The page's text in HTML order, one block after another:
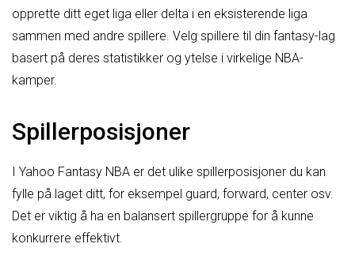
opprette ditt eget liga eller delta i en eksisterende liga
sammen med andre spillere. Velg spillere til din fantasy-lag
basert på deres statistikker og ytelse i virkelige NBA-
kamper.
Spillerposisjoner
I Yahoo Fantasy NBA er det ulike spillerposisjoner du kan
fylle på laget ditt, for eksempel guard, forward, center osv.
Det er viktig å ha en balansert spillergruppe for å kunne
konkurrere effektivt.